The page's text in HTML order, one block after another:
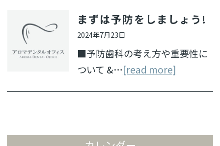
まずは予防をしましょう!
2024年7月23日
■予防歯科の考え方や重要性に
ついて &…[read more]